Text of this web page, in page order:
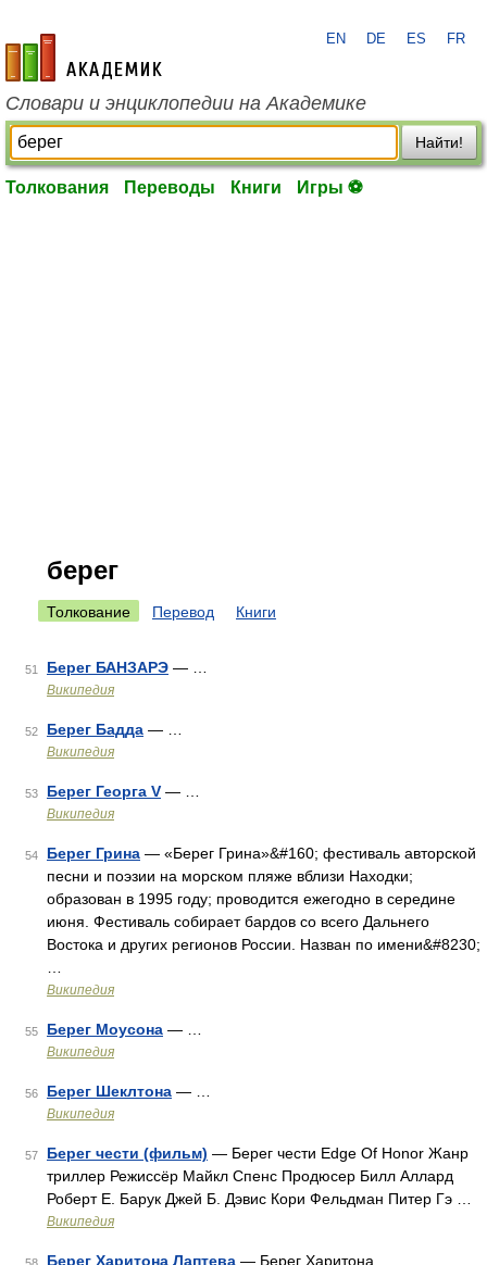
academic.ru
EN DE ES FR
Словари и энциклопедии на Академике
Найти!
Толкования Переводы Книги Игры ⚽
берег
Толкование Перевод Книги
51 Берег БАНЗАРЭ — …
Википедия
52 Берег Бадда — …
Википедия
53 Берег Георга V — …
Википедия
54 Берег Грина — «Берег Грина»&#160; фестиваль авторской
песни и поэзии на морском пляже вблизи Находки;
образован в 1995 году; проводится ежегодно в середине
июня. Фестиваль собирает бардов со всего Дальнего
Востока и других регионов России. Назван по имени&#8230;
Википедия
55 Берег Моусона — …
Википедия
56 Берег Шеклтона — …
Википедия
57 Берег чести (фильм) — Берег чести Edge Of Honor Жанр
триллер Режиссёр Майкл Спенс Продюсер Билл Аллард
Роберт Е. Барук Джей Б. Дэвис Кори Фельдман Питер Гэ …
Википедия
Берег Харитона Лаптева — Берег Харитона